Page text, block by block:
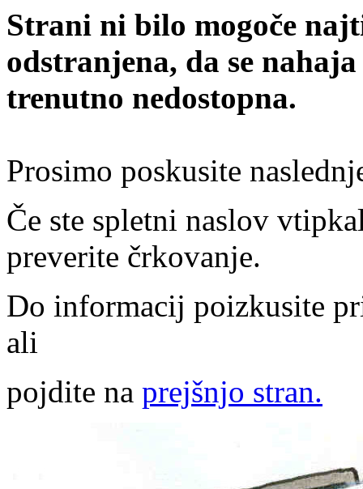
Strani ni bilo mogoče
odstranjena, da se
trenutno nedostopna.
Prosimo poskusite
Če ste spletni naslov
preverite črkovanje.
Do informacij poizkusite
ali
pojdite na prejšnjo stran.